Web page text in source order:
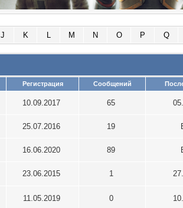
J K L M N O P Q
Регистрация Сообщений
10.09.2017 65
25.07.2016 19
16.06.2020 89
23.06.2015 1
11.05.2019 0